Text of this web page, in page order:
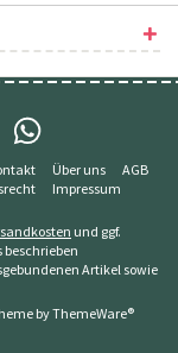
Über uns
AGB
Impressum
und ggf.
Artikel sowie
byThemeWare®